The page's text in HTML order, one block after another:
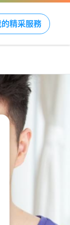
精采服務